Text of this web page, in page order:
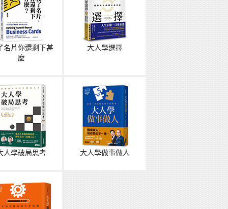
名片你還剩下甚
麼
大人學選擇
人學破局思考 大人學做事做人